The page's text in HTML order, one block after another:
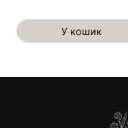
У кошик